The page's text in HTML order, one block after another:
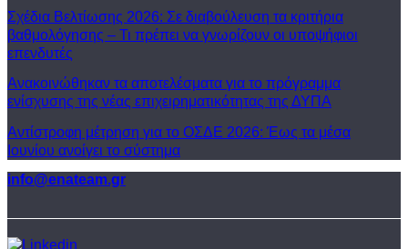
Σχέδια Βελτίωσης 2026: Σε διαβούλευση τα κριτήρια
βαθμολόγησης – Τι πρέπει να γνωρίζουν οι υποψήφιοι
επενδυτές
Ανακοινώθηκαν τα αποτελέσματα για το πρόγραμμα
ενίσχυσης της νέας επιχειρηματικότητας της ΔΥΠΑ
Αντίστροφη μέτρηση για το ΟΣΔΕ 2026: Έως τα μέσα
Ιουνίου ανοίγει το σύστημα
info@enateam.gr